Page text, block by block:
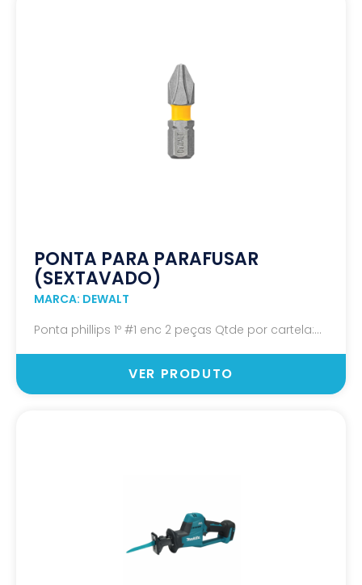
PONTA PARA PARAFUSAR
(SEXTAVADO)
MARCA: DEWALT
Ponta phillips 1º #1 enc 2 peças Qtde por cartela:...
VER PRODUTO